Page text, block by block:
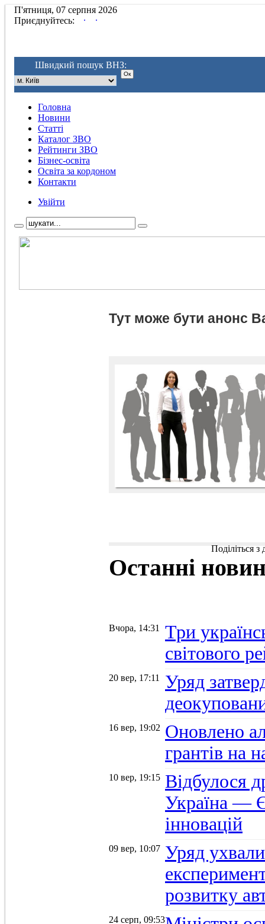
П'ятниця, 07 серпня 2026
Приєднуйтесь:
. .
Швидкий пошук ВНЗ:
Головна
Новини
Статті
Каталог ЗВО
Рейтинги ЗВО
Бізнес-освіта
Освіта за кордоном
Контакти
Увійти
Тут може бути анонс
Поділіться
Останні
Вчора, 14:31
Три
світового
20 вер, 17:11
Уряд
16 вер, 19:02 Оновлено
грантів на
10 вер, 19:15 Відбулося
Україна —
інновацій
09 вер, 10:07 Уряд
розвитку
24 серп, 09:53